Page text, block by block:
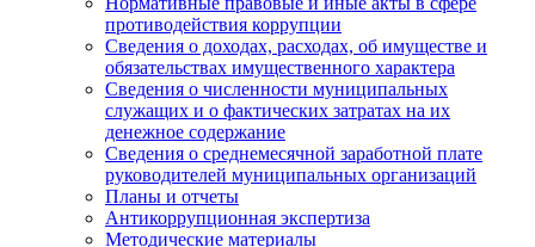
противодействия коррупции
Сведения о доходах, расходах, об имуществе и
обязательствах имущественного характера
Сведения о численности муниципальных
служащих и о фактических затратах на их
денежное содержание
Сведения о среднемесячной заработной плате
руководителей муниципальных организаций
Планы и отчеты
Антикоррупционная экспертиза
Методические материалы